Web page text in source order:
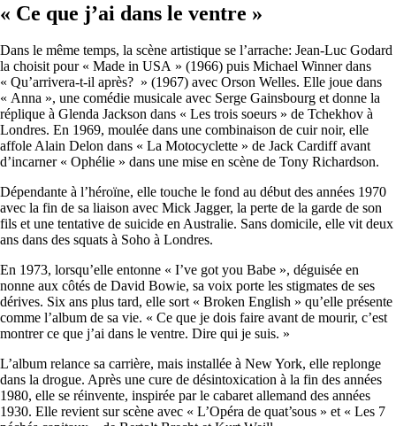
« Ce que j’ai dans le ventre »
Dans le même temps, la scène artistique se l’arrache: Jean-Luc Godard
la choisit pour « Made in USA » (1966) puis Michael Winner dans
« Qu’arrivera-t-il après? » (1967) avec Orson Welles. Elle joue dans
« Anna », une comédie musicale avec Serge Gainsbourg et donne la
réplique à Glenda Jackson dans « Les trois soeurs » de Tchekhov à
Londres. En 1969, moulée dans une combinaison de cuir noir, elle
affole Alain Delon dans « La Motocyclette » de Jack Cardiff avant
d’incarner « Ophélie » dans une mise en scène de Tony Richardson.
Dépendante à l’héroïne, elle touche le fond au début des années 1970
avec la fin de sa liaison avec Mick Jagger, la perte de la garde de son
fils et une tentative de suicide en Australie. Sans domicile, elle vit deux
ans dans des squats à Soho à Londres.
En 1973, lorsqu’elle entonne « I’ve got you Babe », déguisée en
nonne aux côtés de David Bowie, sa voix porte les stigmates de ses
dérives. Six ans plus tard, elle sort « Broken English » qu’elle présente
comme l’album de sa vie. « Ce que je dois faire avant de mourir, c’est
montrer ce que j’ai dans le ventre. Dire qui je suis. »
L’album relance sa carrière, mais installée à New York, elle replonge
dans la drogue. Après une cure de désintoxication à la fin des années
1980, elle se réinvente, inspirée par le cabaret allemand des années
1930. Elle revient sur scène avec « L’Opéra de quat’sous » et « Les 7